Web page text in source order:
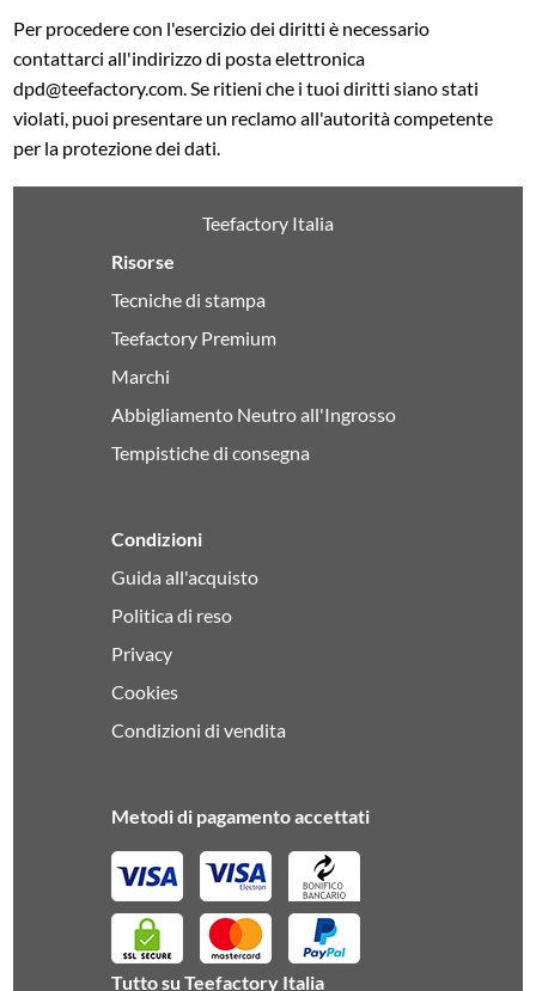
Per procedere con l'esercizio dei diritti è necessario
contattarci all'indirizzo di posta elettronica
dpd@teefactory.com. Se ritieni che i tuoi diritti siano stati
violati, puoi presentare un reclamo all'autorità competente
per la protezione dei dati.
Teefactory Italia
Risorse
Tecniche di stampa
Teefactory Premium
Marchi
Abbigliamento Neutro all'Ingrosso
Tempistiche di consegna
Condizioni
Guida all'acquisto
Politica di reso
Privacy
Cookies
Condizioni di vendita
Metodi di pagamento accettati
Tutto su Teefactory Italia